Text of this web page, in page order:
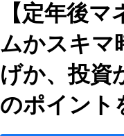
【定年後
ムかスキマ
げか、投資
のポイント